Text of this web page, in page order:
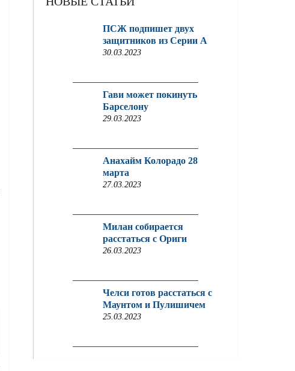
ПСЖ подпишет двух
защитников из Серии A
30.03.2023
Гави может покинуть
Барселону
29.03.2023
Анахайм Колорадо 28
марта
27.03.2023
Милан собирается
расстаться с Ориги
26.03.2023
Челси готов расстаться с
Маунтом и Пулишичем
25.03.2023